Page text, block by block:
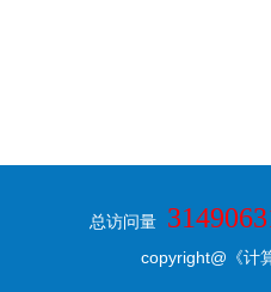
总访问量
copyright@《计